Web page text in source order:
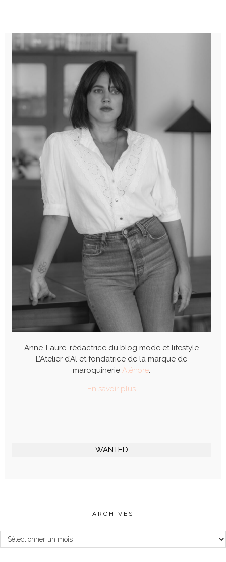
Anne-Laure, rédactrice du blog mode et lifestyle
L’Atelier d’Al et fondatrice de la marque de
maroquinerie Alénore.
En savoir plus
WANTED
ARCHIVES
Archives